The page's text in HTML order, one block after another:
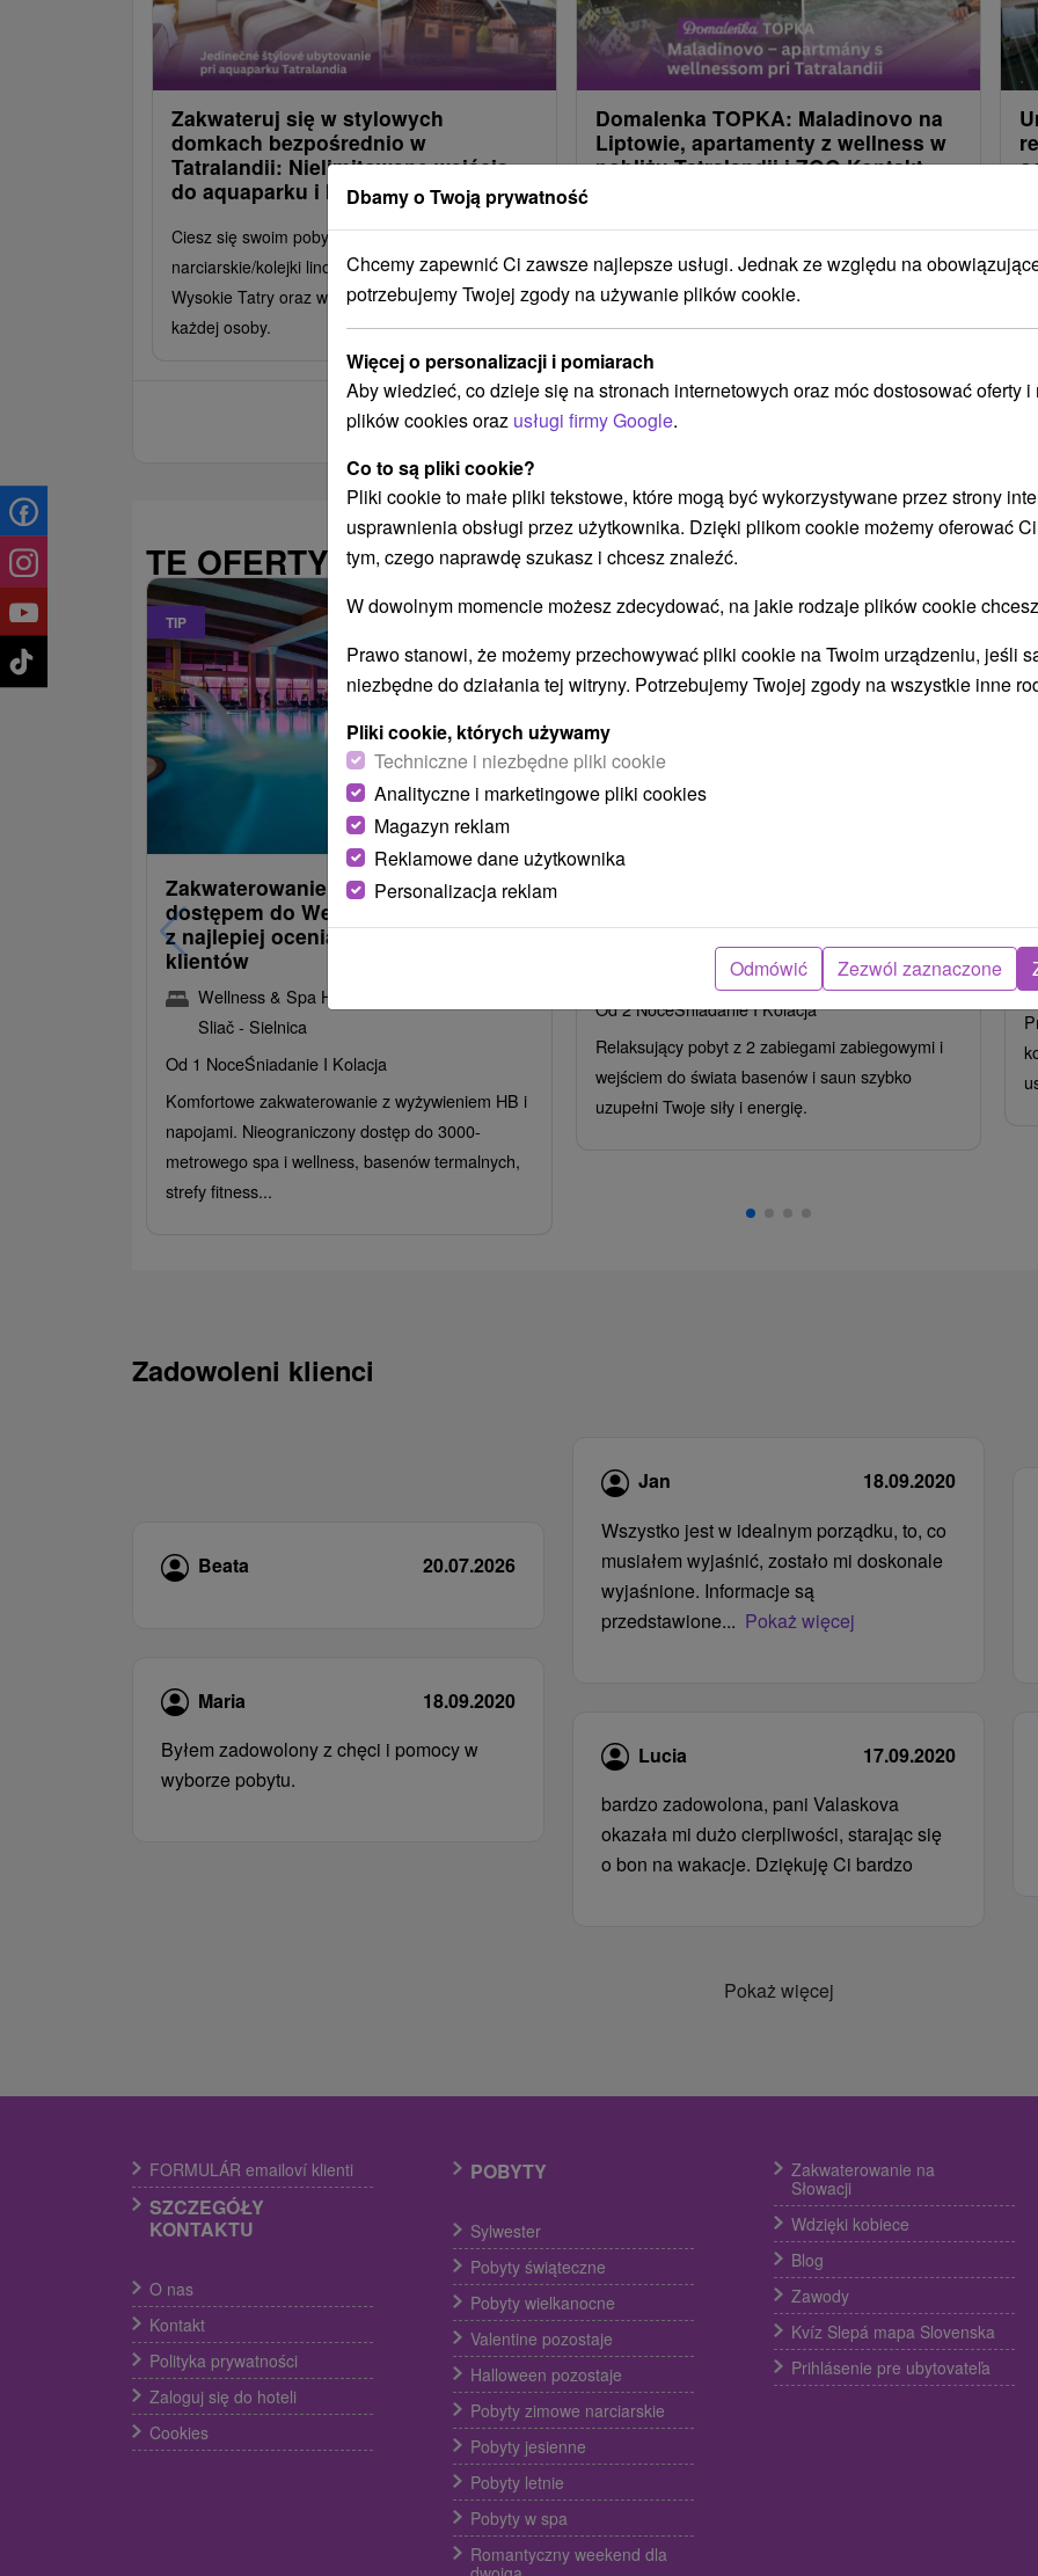
Zakwateruj się w stylowych
domkach bezpośrednio w
Tatralandii: Nielimitowane wejścia
do aquaparku i kolejek linowych
Ciesz się swoim pobytem i zyskaj karnety
narciarskie/kolejki linowe do ośrodków Jasna i
Wysokie Tatry oraz wejścia do aquaparków dla
każdej osoby.
Domalenka TOPKA: Maladinovo na
Liptowie, apartamenty z wellness w
pobliżu Tatralandii i ZOO Kontakt
pobytu, nieograniczony dostęp do centrum
wellness.
TE OFERTY MOGĄ PAŃSTWO BYĆ TAKŻE
TIP
od 486,09
/noc/osoba
Zakwaterowanie z obiadokolacją i
dostępem do Wellness i Spa: Jeden
z najlepiej ocenianych hoteli przez
klientów
Wellness & Spa Hotel Kaskady
Sliač - Sielnica
Od 1 NoceŚniadanie I Kolacja
Komfortowe zakwaterowanie z wyżywieniem HB i
napojami. Nieograniczony dostęp do 3000-
metrowego spa i wellness, basenów termalnych,
strefy fitness...
stresu
★★Trenczańskie Teplice
Od 2 NoceŚniadanie I Kolacja
Relaksujący pobyt z 2 zabiegami zabiegowymi i
wejściem do świata basenów i saun szybko
uzupełni Twoje siły i energię.
Zadowoleni klienci
Beata 20.07.2026
Maria
18.09.2020
Byłem zadowolony z chęci i pomocy w
wyborze pobytu.
Jan
18.09.2020
Wszystko jest w idealnym porządku, to, co
musiałem wyjaśnić, zostało mi doskonale
wyjaśnione. Informacje są
przedstawione... Pokaż więcej
Lucia
17.09.2020
bardzo zadowolona, ​​pani Valaskova
okazała mi dużo cierpliwości, starając się
o bon na wakacje. Dziękuję Ci bardzo
Pokaż więcej
FORMULÁR emailoví klienti
SZCZEGÓŁY
KONTAKTU
O nas
Kontakt
Polityka prywatności
Zaloguj się do hoteli
Cookies
POBYTY
Sylwester
Pobyty świąteczne
Pobyty wielkanocne
Valentine pozostaje
Halloween pozostaje
Pobyty zimowe narciarskie
Pobyty jesienne
Pobyty letnie
Pobyty w spa
Romantyczny weekend dla
Zakwaterowanie na
Słowacji
Wdzięki kobiece
Blog
Zawody
Kvíz Slepá mapa Slovenska
Prihlásenie pre ubytovateľa
Dbamy o Twoją prywatność
Chcemy zapewnić Ci zawsze najlepsze usługi. Jednak ze względu na
potrzebujemy Twojej zgody na używanie plików cookie.
Więcej o personalizacji i pomiarach
Aby wiedzieć, co dzieje się na stronach internetowych oraz móc dostosować oferty i
plików cookies oraz usługi firmy Google.
Co to są pliki cookie?
Pliki cookie to małe pliki tekstowe, które mogą być wykorzystywane przez strony
usprawnienia obsługi przez użytkownika. Dzięki plikom cookie możemy oferować
tym, czego naprawdę szukasz i chcesz znaleźć.
W dowolnym momencie możesz zdecydować, na jakie rodzaje plików cookie
Prawo stanowi, że możemy przechowywać pliki cookie na Twoim urządzeniu, jeśli
niezbędne do działania tej witryny. Potrzebujemy Twojej zgody na wszystkie inne
Pliki cookie, których używamy
Techniczne i niezbędne pliki cookie
Analityczne i marketingowe pliki cookies
Magazyn reklam
Reklamowe dane użytkownika
Personalizacja reklam
Odmówić Zezwól zaznaczone